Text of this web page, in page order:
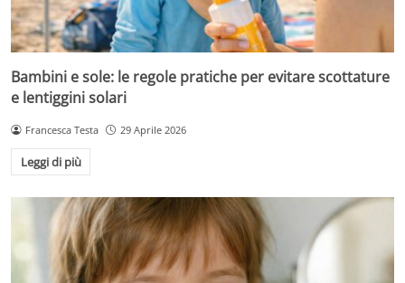
Bambini e sole: le regole pratiche per evitare scottature
e lentiggini solari
Francesca Testa 29 Aprile 2026
Leggi di più